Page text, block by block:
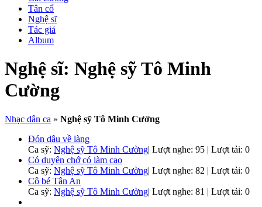
Tân cổ
Nghệ sĩ
Tác giả
Album
Nghệ sĩ: Nghệ sỹ Tô Minh
Cường
Nhạc dân ca » Nghệ sỹ Tô Minh Cường
Đón dâu về làng
Ca sỹ: Nghệ sỹ Tô Minh Cường| Lượt nghe: 95 | Lượt tải: 0
Có duyên chớ có làm cao
Ca sỹ: Nghệ sỹ Tô Minh Cường| Lượt nghe: 82 | Lượt tải: 0
Cô bé Tân An
Ca sỹ: Nghệ sỹ Tô Minh Cường| Lượt nghe: 81 | Lượt tải: 0